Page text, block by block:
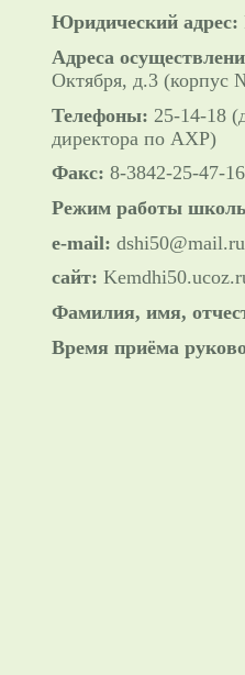
Юридический адрес:
Адреса
Октября, д.3 (корпус
Телефоны: 25-14-18
директора по АХР)
Факс:8-3842-25-47-16
Режим работы
e-mail:dshi50@mail.ru
сайт:
Фамилия, имя,
Время приёма